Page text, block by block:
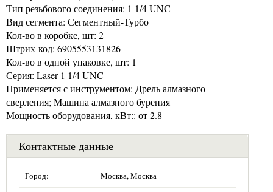
Тип резьбового соединения: 1 1/4 UNC
Вид сегмента: Сегментный-Турбо
Кол-во в коробке, шт: 2
Штрих-код: 6905553131826
Кол-во в одной упаковке, шт: 1
Серия: Laser 1 1/4 UNC
Применяется с инструментом: Дрель алмазного
сверления; Машина алмазного бурения
Мощность оборудования, кВт:: от 2.8
Контактные данные
Город: Москва, Москва